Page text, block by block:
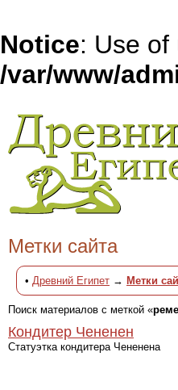
Notice: Use
/var/www/
Метки сайта
• Древний Египет → Метки
Поиск материалов с меткой «
Кондитер Чененен
Статуэтка кондитера Чененена